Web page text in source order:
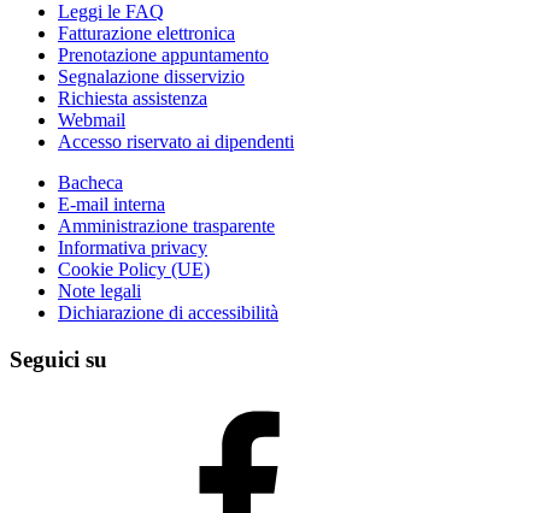
Leggi le FAQ
Fatturazione elettronica
Prenotazione appuntamento
Segnalazione disservizio
Richiesta assistenza
Webmail
Accesso riservato ai dipendenti
Bacheca
E-mail interna
Amministrazione trasparente
Informativa privacy
Cookie Policy (UE)
Note legali
Dichiarazione di accessibilità
Seguici su